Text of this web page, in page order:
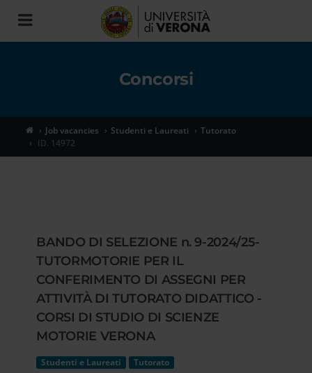
Toggle
navigation
Concorsi
Job vacancies Studenti e Laureati
Tutorato
ID. 14972
BANDO DI SELEZIONE n. 9-2024/25-
TUTORMOTORIE PER IL
CONFERIMENTO DI ASSEGNI PER
ATTIVITÀ DI TUTORATO DIDATTICO -
CORSI DI STUDIO DI SCIENZE
MOTORIE VERONA
Studenti e Laureati Tutorato